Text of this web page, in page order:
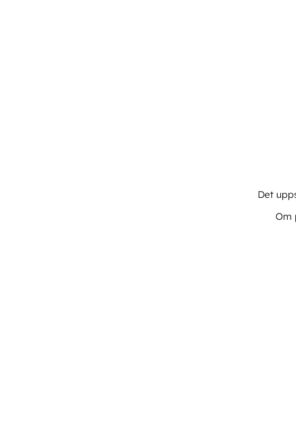
Det
Om